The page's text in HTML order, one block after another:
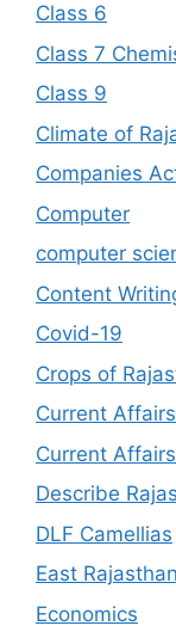
Class 6
Class 7
Class 9
Climate of
Companies
Computer
computer
Content
Covid-19
Crops of
Current Affairs
Current
Describe
DLF Camellias
East
Economics